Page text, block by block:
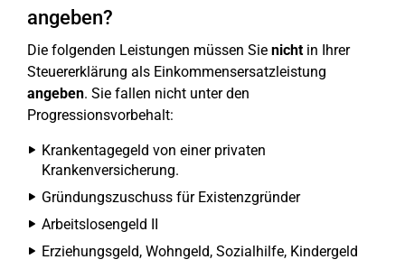
angeben?
Die folgenden Leistungen müssen Sie nichtin Ihrer
Steuererklärung als Einkommensersatzleistung
angeben. Sie fallen nicht unter den
Progressionsvorbehalt:
Krankentagegeld von einer privaten
Krankenversicherung.
Gründungszuschuss für Existenzgründer
Arbeitslosengeld II
Erziehungsgeld, Wohngeld, Sozialhilfe, Kindergeld